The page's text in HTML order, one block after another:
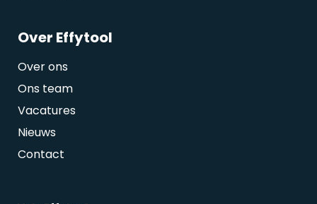
Over Effytool
Over ons
Ons team
Vacatures
Nieuws
Contact